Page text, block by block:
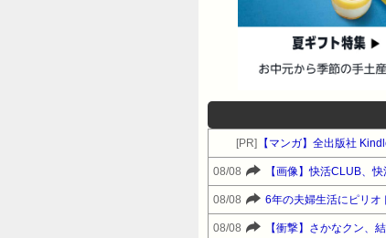
[PR] 【マンガ】全出版社
08/08 【画像】快活CLUB、
08/08 6年の夫婦生活にピリオ
08/08 【衝撃】さかなクン、